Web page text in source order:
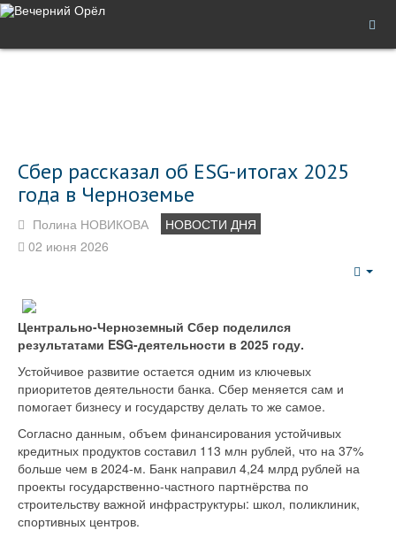
Сбер рассказал об ESG-итогах 2025
года в Черноземье
Полина НОВИКОВА
НОВОСТИ ДНЯ
02 июня 2026
Центрально-Черноземный Сбер поделился
результатами ESG-деятельности в 2025 году.
Устойчивое развитие остается одним из ключевых
приоритетов деятельности банка. Сбер меняется сам и
помогает бизнесу и государству делать то же самое.
Согласно данным, объем финансирования устойчивых
кредитных продуктов составил 113 млн рублей, что на 37%
больше чем в 2024-м. Банк направил 4,24 млрд рублей на
проекты государственно-частного партнёрства по
строительству важной инфраструктуры: школ, поликлиник,
спортивных центров.